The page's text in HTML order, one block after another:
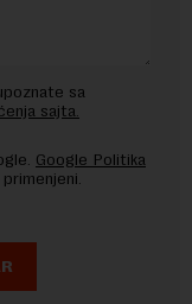
sa
sajta.
Google Politika
primenjeni.